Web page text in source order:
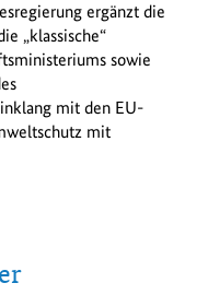
ergänzt die
„klassische“
sowie
mit den EU-
mit